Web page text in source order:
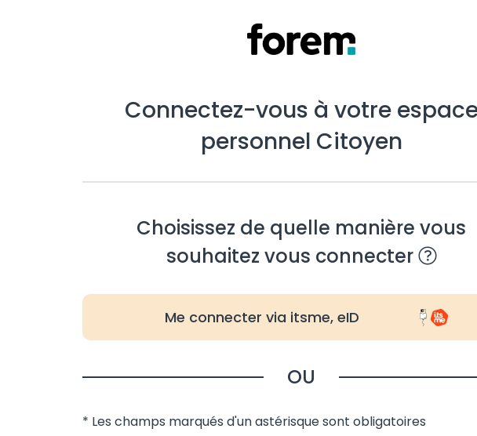
Connectez-vous à votre
personnel Citoyen
Choisissez de quelle manière vous
souhaitez vous connecter
Me connecter via itsme, eID
OU
* Les champs marqués d'un astérisque sont obligatoires